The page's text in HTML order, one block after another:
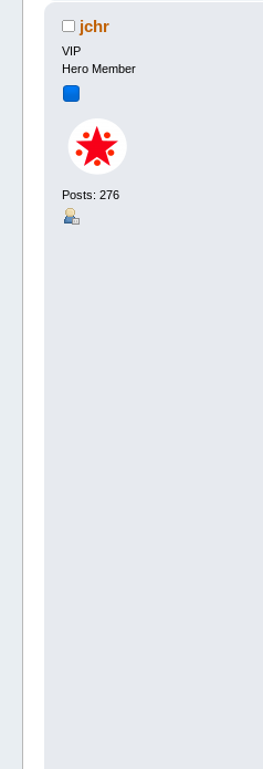
jchr
VIP
Hero Member
Posts: 276